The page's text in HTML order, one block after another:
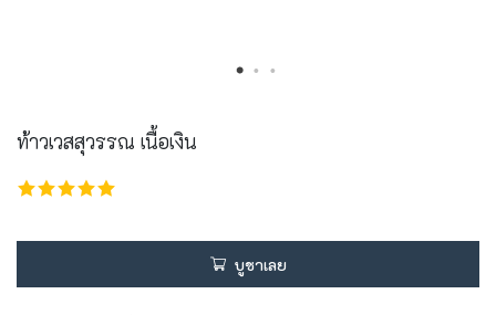
ท้าวเวสสุวรรณ เนื้อเงิน
บูชาเลย